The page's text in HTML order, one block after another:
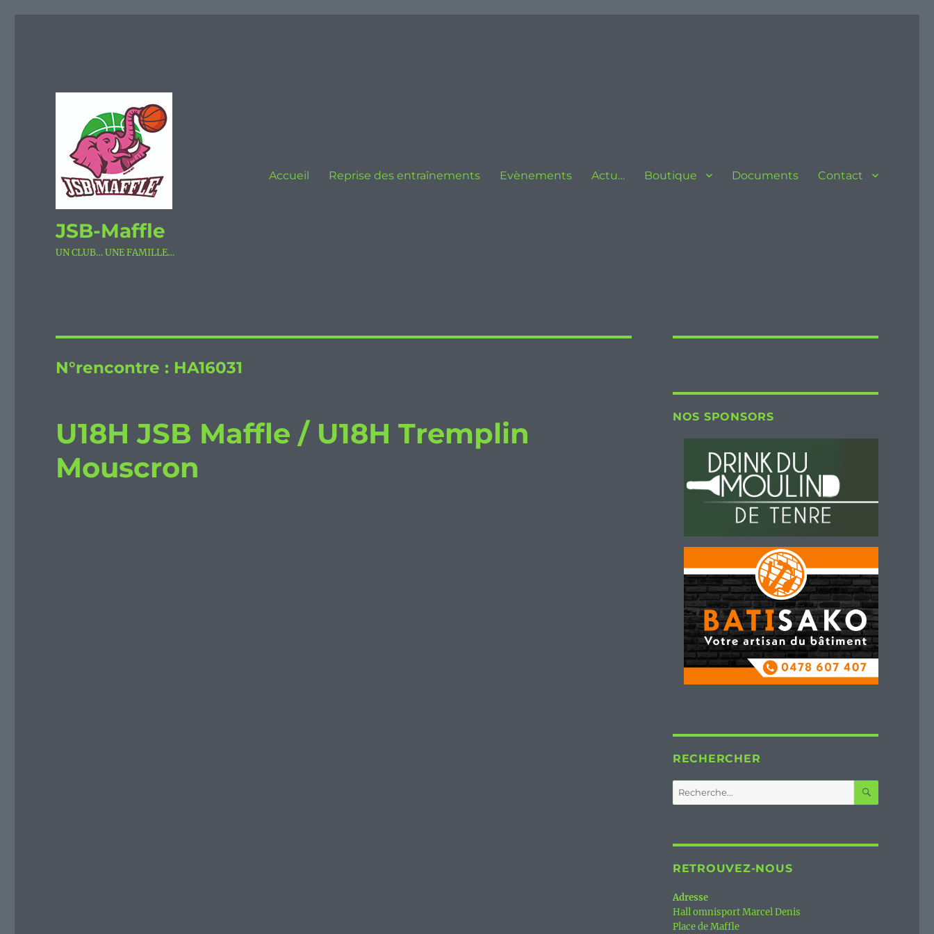
JSB-Maffle
UN CLUB… UNE FAMILLE…
Accueil Reprise des entraînements Evènements Actu… Boutique Documents Contact
N°rencontre : HA16031
U18H JSB Maffle / U18H Tremplin
Mouscron
NOS SPONSORS
RECHERCHER
Recherche
pour :
RETROUVEZ-NOUS
Adresse
Hall omnisport Marcel Denis
Place de Maffle